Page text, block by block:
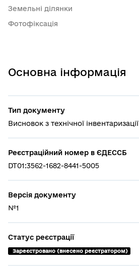
Основна інформація
Тип документу
Висновок з технічної інвентаризації
Реєстраційний номер в ЄДЕССБ
DT01:3562-1682-8441-5005
Версія документу
№1
Статус реєстрації
Зареєстровано (внесено реєстратором)
Земельні ділянки
Фотофіксація